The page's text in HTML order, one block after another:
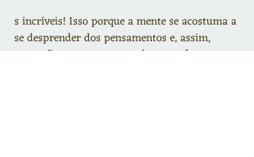
s incríveis! Isso porque a mente se acostuma a
se desprender dos pensamentos e, assim,
nunca fica presa no passado ou no futuro por